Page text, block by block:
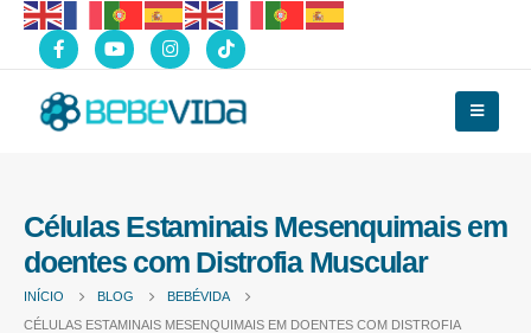
Células Estaminais Mesenquimais em
doentes com Distrofia Muscular
INÍCIO BLOG
BEBÉVIDA
CÉLULAS ESTAMINAIS MESENQUIMAIS EM DOENTES COM DISTROFIA